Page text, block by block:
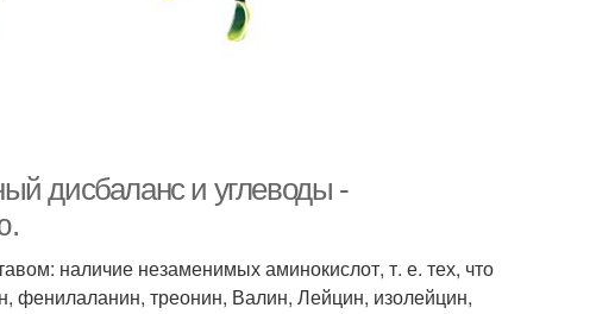
дисбаланс и углеводы -
наличие незаменимых аминокислот, т. е. тех, что
фенилаланин, треонин, Валин, Лейцин, изолейцин,